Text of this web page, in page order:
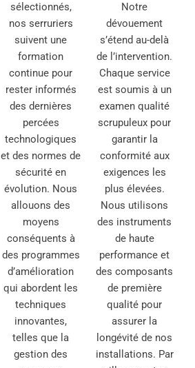
sélectionnés,
nos serruriers
suivent une
formation
continue pour
rester informés
des dernières
percées
technologiques
et des normes de
sécurité en
évolution. Nous
allouons des
moyens
conséquents à
des programmes
d’amélioration
qui abordent les
techniques
innovantes,
telles que la
gestion des
Notre
dévouement
s’étend au-delà
de l’intervention.
Chaque service
est soumis à un
examen qualité
scrupuleux pour
garantir la
conformité aux
exigences les
plus élevées.
Nous utilisons
des instruments
de haute
performance et
des composants
de première
qualité pour
assurer la
longévité de nos
installations. Par